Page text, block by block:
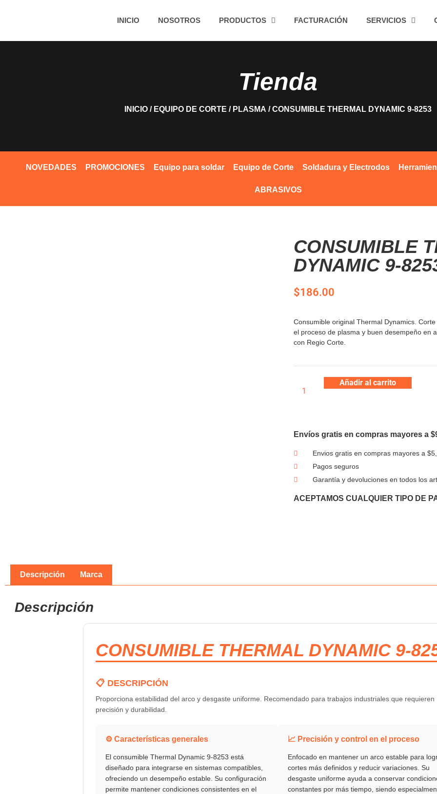
INICIO NOSOTROS PRODUCTOS FACTURACIÓN SERVICIOS
Tienda
INICIO / EQUIPO DE CORTE / PLASMA / CONSUMIBLE THERMAL DYNAMIC 9-8253
NOVEDADES PROMOCIONES Equipo para soldar Equipo de Corte Soldadura y Electrodos
ABRASIVOS
CONSUMIBLE
DYNAMIC 9-
$186.00
Consumible original Thermal Dynamics.
el proceso de plasma y buen desempeño en
con Regio Corte.
Añadir al carrito
Envíos gratis en compras mayores a
Envios gratis en compras mayores a
Pagos seguros
Garantía y devoluciones en todos los
ACEPTAMOS CUALQUIER TIPO DE
Descripción Marca
Descripción
CONSUMIBLE THERMAL DYNAMIC 9-
📋 DESCRIPCIÓN
Proporciona estabilidad del arco y desgaste uniforme. Recomendado para trabajos industriales que requieren
precisión y durabilidad.
⚙️ Características generales
El consumible Thermal Dynamic 9-8253 está
diseñado para integrarse en sistemas compatibles,
ofreciendo un desempeño estable. Su configuración
permite mantener condiciones consistentes en el
📈 Precisión y control en el proceso
Enfocado en mantener un arco estable para
cortes más definidos y reducir variaciones. Su
desgaste uniforme ayuda a conservar
constantes por más tiempo, siendo